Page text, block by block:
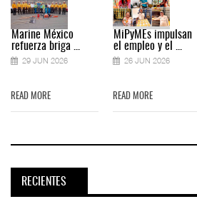
Marine México
refuerza briga ...
29 JUN 2026
READ MORE
MiPyMEs impulsan
el empleo y el ...
26 JUN 2026
READ MORE
RECIENTES